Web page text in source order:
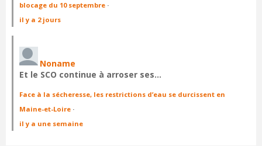
blocage du 10 septembre ·
il y a 2 jours
Noname
Et le SCO continue à arroser ses…
Face à la sécheresse, les restrictions d’eau se durcissent en
Maine-et-Loire ·
il y a une semaine